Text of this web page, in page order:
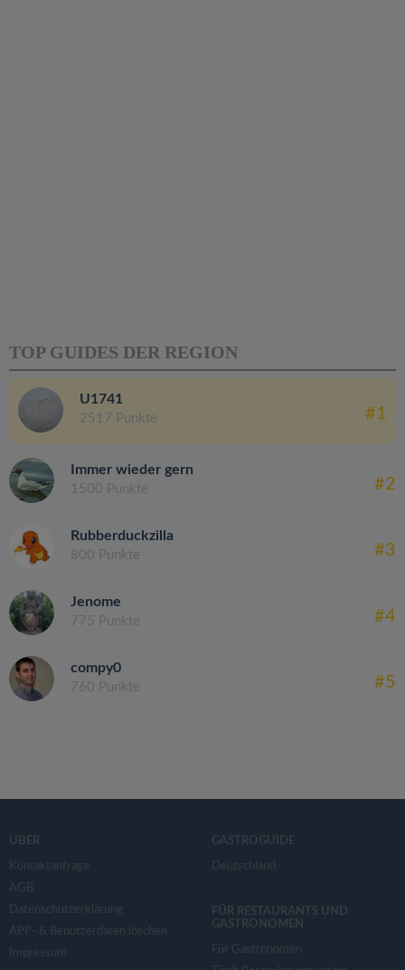
TOP GUIDES DER REGION
U1741
2517 Punkte #1
Immer wieder gern
1500 Punkte #2
Rubberduckzilla
800 Punkte #3
Jenome
775 Punkte #4
compy0
760 Punkte #5
ÜBER
Kontaktanfrage
AGB
Datenschutzerklärung
APP- & Benutzerdaten löschen
Impressum
GASTROGUIDE
Deutschland
FÜR RESTAURANTS UND
GASTRONOMEN
Für Gastronomen